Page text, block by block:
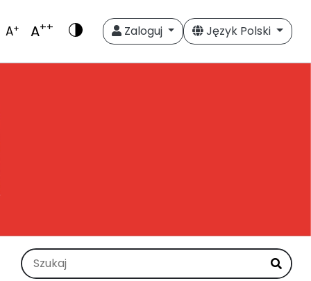
A+ A++ Zaloguj Język Polski